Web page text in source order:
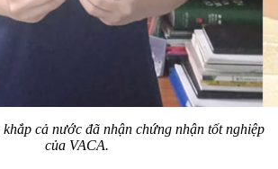
cả nước đã nhận chứng nhận tốt nghiệp
của VACA.